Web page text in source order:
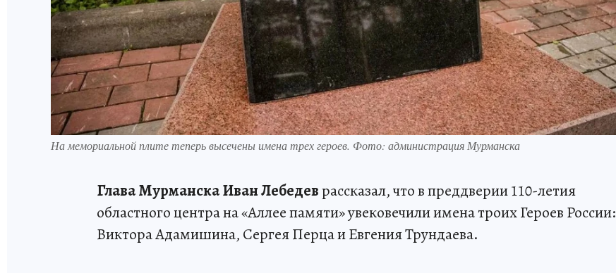
На мемориальной плите теперь высечены имена трех героев. Фото: администрация Мурманска
Глава Мурманска Иван Лебедеврассказал, что в преддверии 110-летия
областного центра на «Аллее памяти» увековечили имена троих Героев России:
Виктора Адамишина, Сергея Перца и Евгения Трундаева.